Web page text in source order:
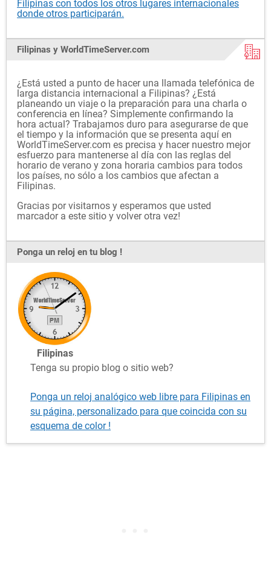
Filipinas con todos los otros lugares internacionales
donde otros participarán.
Filipinas y WorldTimeServer.com
¿Está usted a punto de hacer una llamada telefónica de
larga distancia internacional a Filipinas? ¿Está
planeando un viaje o la preparación para una charla o
conferencia en línea? Simplemente confirmando la
hora actual? Trabajamos duro para asegurarse de que
el tiempo y la información que se presenta aquí en
WorldTimeServer.com es precisa y hacer nuestro mejor
esfuerzo para mantenerse al día con las reglas del
horario de verano y zona horaria cambios para todos
los países, no sólo a los cambios que afectan a
Filipinas.
Gracias por visitarnos y esperamos que usted
marcador a este sitio y volver otra vez!
Ponga un reloj en tu blog !
Filipinas
Tenga su propio blog o sitio web?
Ponga un reloj analógico web libre para Filipinas en
su página, personalizado para que coincida con su
esquema de color !